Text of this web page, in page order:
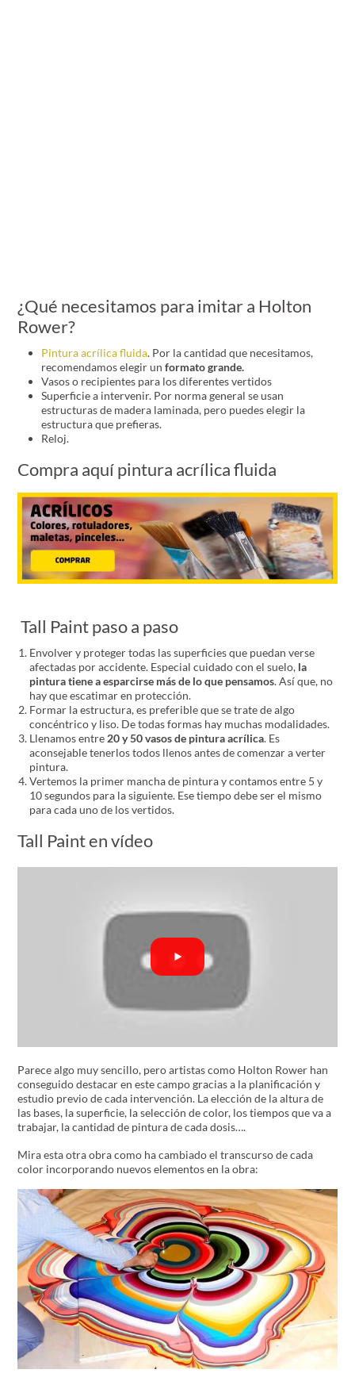
¿Qué necesitamos para imitar a Holton
Rower?
Pintura acrílica fluida. Por la cantidad que necesitamos,
recomendamos elegir unformato grande.
Vasos o recipientes para los diferentes vertidos
Superficie a intervenir. Por norma general se usan
estructuras de madera laminada, pero puedes elegir la
estructura que prefieras.
Reloj.
Compra aquí pintura acrílica fluida
Tall Paint paso a paso
Envolver y proteger todas las superficies que puedan verse
afectadas por accidente. Especial cuidado con el suelo, la
pintura tiene a esparcirse más de lo que pensamos. Así que, no
hay que escatimar en protección.
Formar la estructura, es preferible que se trate de algo
concéntrico y liso. De todas formas hay muchas modalidades.
Llenamos entre 20 y 50 vasos de pintura acrílica. Es
aconsejable tenerlos todos llenos antes de comenzar a verter
pintura.
Vertemos la primer mancha de pintura y contamos entre 5 y
10 segundos para la siguiente. Ese tiempo debe ser el mismo
para cada uno de los vertidos.
Tall Paint en vídeo
Parece algo muy sencillo, pero artistas como Holton Rower han
conseguido destacar en este campo gracias a la planificación y
estudio previo de cada intervención. La elección de la altura de
las bases, la superficie, la selección de color, los tiempos que va a
trabajar, la cantidad de pintura de cada dosis….
Mira esta otra obra como ha cambiado el transcurso de cada
color incorporando nuevos elementos en la obra: